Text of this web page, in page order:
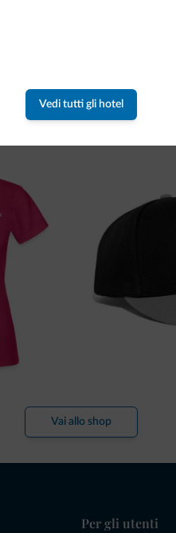
Vedi tutti gli hotel
Vai allo shop
Per gli utenti